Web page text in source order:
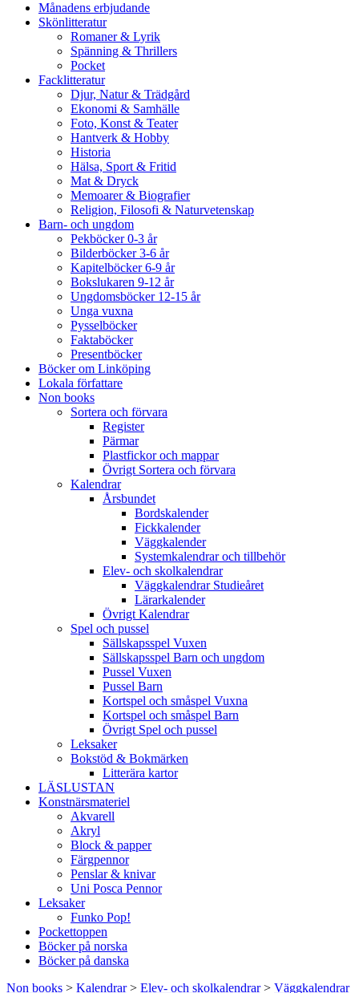
Månadens erbjudande
Skönlitteratur
Romaner & Lyrik
Spänning & Thrillers
Pocket
Facklitteratur
Djur, Natur & Trädgård
Ekonomi & Samhälle
Foto, Konst & Teater
Hantverk & Hobby
Historia
Hälsa, Sport & Fritid
Mat & Dryck
Memoarer & Biografier
Religion, Filosofi & Naturvetenskap
Barn- och ungdom
Pekböcker 0-3 år
Bilderböcker 3-6 år
Kapitelböcker 6-9 år
Bokslukaren 9-12 år
Ungdomsböcker 12-15 år
Unga vuxna
Pysselböcker
Faktaböcker
Presentböcker
Böcker om Linköping
Lokala författare
Non books
Sortera och förvara
Register
Pärmar
Plastfickor och mappar
Övrigt Sortera och förvara
Kalendrar
Årsbundet
Bordskalender
Fickkalender
Väggkalender
Systemkalendrar och tillbehör
Elev- och skolkalendrar
Väggkalendrar Studieåret
Lärarkalender
Övrigt Kalendrar
Spel och pussel
Sällskapsspel Vuxen
Sällskapsspel Barn och ungdom
Pussel Vuxen
Pussel Barn
Kortspel och småspel Vuxna
Kortspel och småspel Barn
Övrigt Spel och pussel
Leksaker
Bokstöd & Bokmärken
Litterära kartor
LÄSLUSTAN
Konstnärsmateriel
Akvarell
Akryl
Block & papper
Färgpennor
Penslar & knivar
Uni Posca Pennor
Leksaker
Funko Pop!
Pockettoppen
Böcker på norska
Böcker på danska
Non books > Kalendrar> Elev- och skolkalendrar> Väggkalendrar